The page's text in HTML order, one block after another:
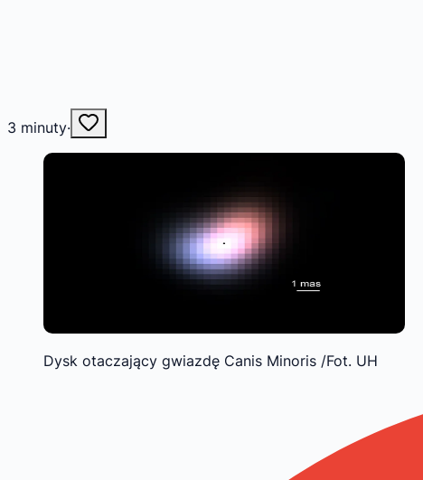
3 minuty·
Dysk otaczający gwiazdę Canis Minoris /Fot. UH